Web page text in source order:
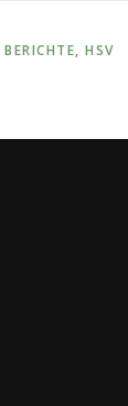
BERICHTE, HSV